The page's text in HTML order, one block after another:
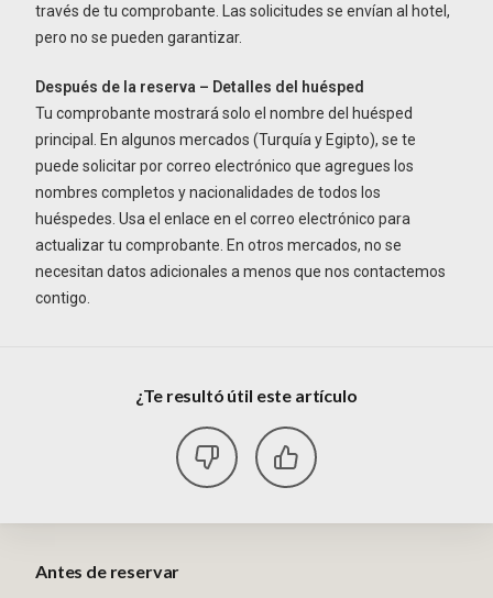
través de tu comprobante. Las solicitudes se envían al hotel,
pero no se pueden garantizar.
Después de la reserva – Detalles del huésped
Tu comprobante mostrará solo el nombre del huésped
principal. En algunos mercados (Turquía y Egipto), se te
puede solicitar por correo electrónico que agregues los
nombres completos y nacionalidades de todos los
huéspedes. Usa el enlace en el correo electrónico para
actualizar tu comprobante. En otros mercados, no se
necesitan datos adicionales a menos que nos contactemos
contigo.
¿Te resultó útil este artículo
Antes de reservar